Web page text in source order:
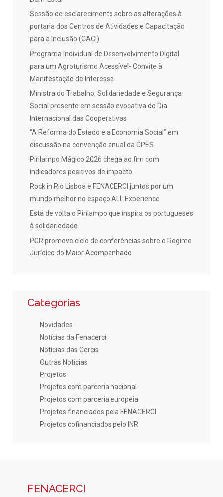
Sessão de esclarecimento sobre as alterações à
portaria dos Centros de Atividades e Capacitação
para a Inclusão (CACI)
Programa Individual de Desenvolvimento Digital
para um Agroturismo Acessível- Convite à
Manifestação de Interesse
Ministra do Trabalho, Solidariedade e Segurança
Social presente em sessão evocativa do Dia
Internacional das Cooperativas
“A Reforma do Estado e a Economia Social” em
discussão na convenção anual da CPES
Pirilampo Mágico 2026 chega ao fim com
indicadores positivos de impacto
Rock in Rio Lisboa e FENACERCI juntos por um
mundo melhor no espaço ALL Experience
Está de volta o Pirilampo que inspira os portugueses
à solidariedade
PGR promove ciclo de conferências sobre o Regime
Jurídico do Maior Acompanhado
Categorias
Novidades
Notícias da Fenacerci
Notícias das Cercis
Outras Notícias
Projetos
Projetos com parceria nacional
Projetos com parceria europeia
Projetos financiados pela FENACERCI
Projetos cofinanciados pelo INR
FENACERCI